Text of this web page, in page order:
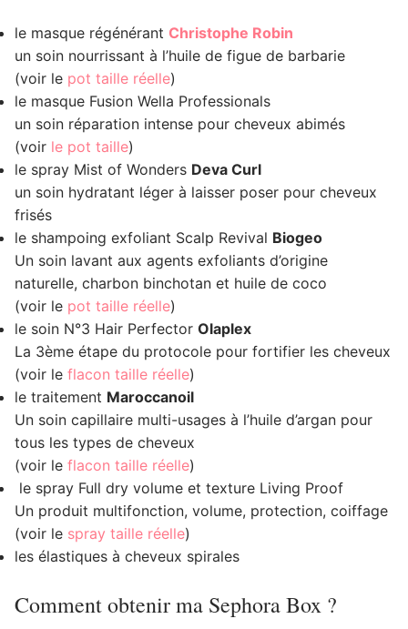
le masque régénérant Christophe Robin
un soin nourrissant à l’huile de figue de barbarie
(voir le pot taille réelle)
le masque Fusion Wella Professionals
un soin réparation intense pour cheveux abimés
(voir le pot taille)
le spray Mist of Wonders Deva Curl
un soin hydratant léger à laisser poser pour cheveux
frisés
le shampoing exfoliant Scalp Revival Biogeo
Un soin lavant aux agents exfoliants d’origine
naturelle, charbon binchotan et huile de coco
(voir le pot taille réelle)
le soin N°3 Hair Perfector Olaplex
La 3ème étape du protocole pour fortifier les cheveux
(voir le flacon taille réelle)
le traitement Maroccanoil
Un soin capillaire multi-usages à l’huile d’argan pour
tous les types de cheveux
(voir le flacon taille réelle)
le spray Full dry volume et texture Living Proof
Un produit multifonction, volume, protection, coiffage
(voir le spray taille réelle)
les élastiques à cheveux spirales
Comment obtenir ma Sephora Box ?